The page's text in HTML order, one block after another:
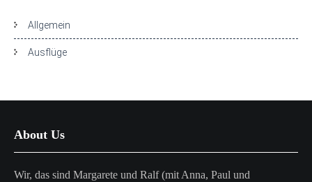
Allgemein
Ausflüge
About Us
Wir, das sind Margarete und Ralf (mit Anna, Paul und